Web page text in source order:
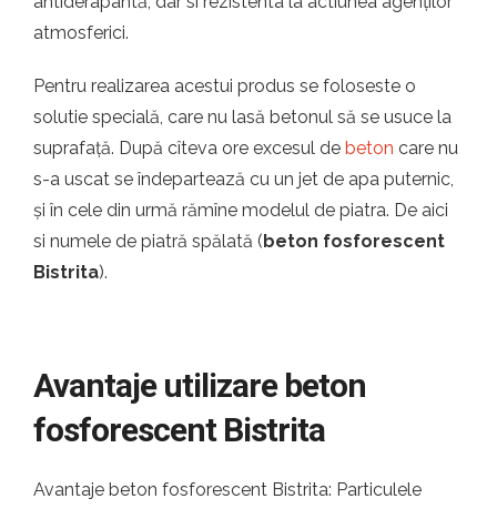
atmosferici.
Pentru realizarea acestui produs se foloseste o
solutie specială, care nu lasă betonul să se usuce la
suprafață. După cîteva ore excesul de beton care nu
s-a uscat se îndepartează cu un jet de apa puternic,
și în cele din urmă rămîne modelul de piatra. De aici
si numele de piatră spălată (beton fosforescent
Bistrita).
Avantaje utilizare beton
fosforescent Bistrita
Avantaje beton fosforescent Bistrita: Particulele